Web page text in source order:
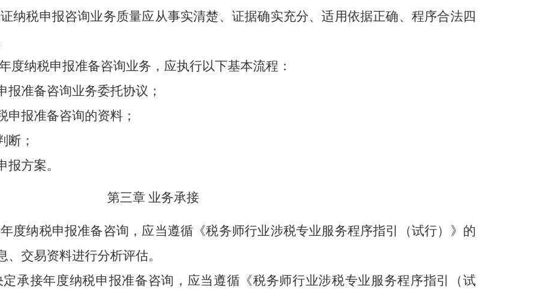
纳税申报咨询业务质量应从事实清楚、证据确实充分、适用依据正确、程序合法四
度纳税申报准备咨询业务，应执行以下基本流程：
报准备咨询业务委托协议；
申报准备咨询的资料；
断；
报方案。
第三章 业务承接
度纳税申报准备咨询，应当遵循《税务师行业涉税专业服务程序指引（试行）》的
交易资料进行分析评估。
承接年度纳税申报准备咨询，应当遵循《税务师行业涉税专业服务程序指引（试